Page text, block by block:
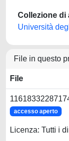
Collezione di
Università
File in questo
File
accesso aperto
Licenza: Tutti i